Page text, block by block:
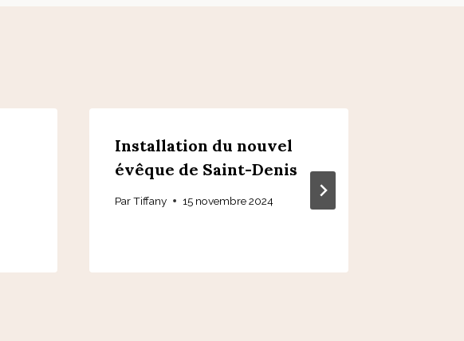
Installation du nouvel
évêque de Saint-Denis
Par Tiffany 15 novembre 2024